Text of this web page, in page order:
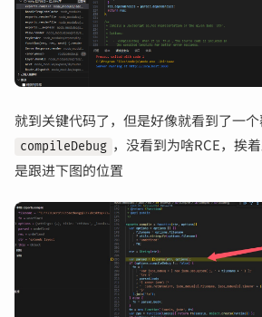
就到关键代码了，但是好像就看到了一
compileDebug ，没看到为啥RCE，挨
是跟进下图的位置